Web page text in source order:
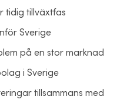
tidig tillväxtfas
Sverige
på en stor marknad
i Sverige
tillsammans med